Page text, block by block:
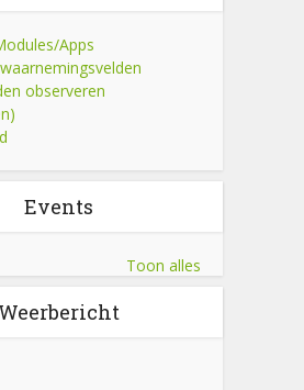
Apps
observeren
Events
Toon alles
Weerbericht